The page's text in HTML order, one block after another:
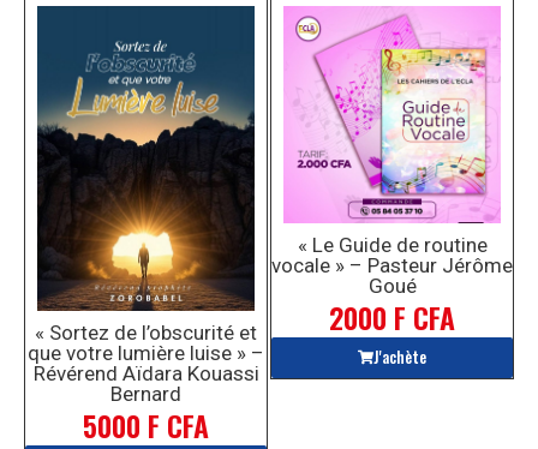
« Sortez de l’obscurité et
que votre lumière luise » –
Révérend Aïdara Kouassi
Bernard
5000 F CFA
« Le Guide de routine
vocale » – Pasteur Jérôme
Goué
2000 F CFA
J'achète